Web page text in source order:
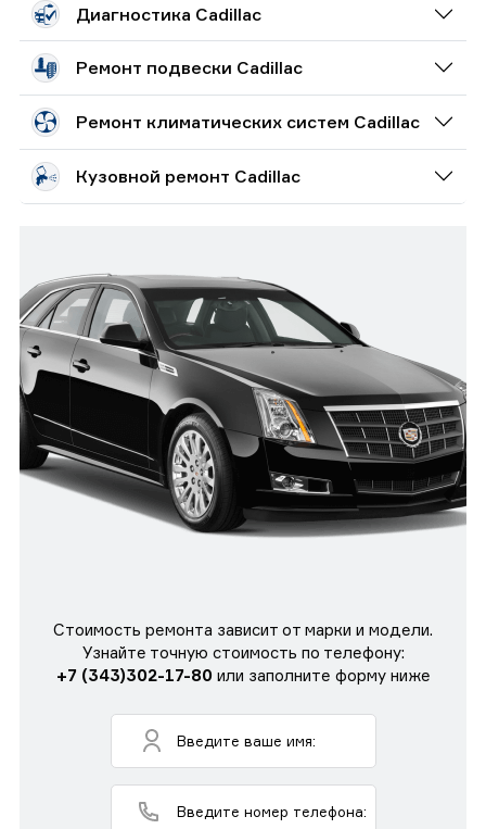
Диагностика Cadillac
Ремонт подвески Cadillac
Ремонт климатических систем Cadillac
Кузовной ремонт Cadillac
Стоимость ремонта зависит от марки и модели.
Узнайте точную стоимость по телефону:
+7 (343)302-17-80 или заполните форму ниже